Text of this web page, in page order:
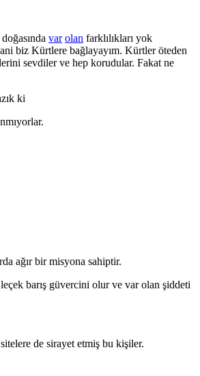
var olan farklılıkları yok
biz Kürtlere bağlayayım. Kürtler öteden
sevdiler ve hep korudular. Fakat ne
ki
ağır bir misyona sahiptir.
barış güvercini olur ve var olan şiddeti
de sirayet etmiş bu kişiler.